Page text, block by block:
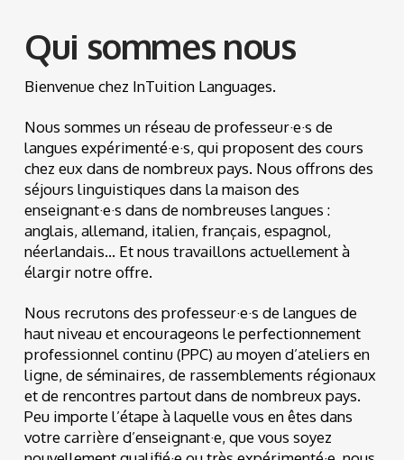
Qui sommes nous
Bienvenue chez InTuition Languages.
Nous sommes un réseau de professeur·e·s de
langues expérimenté·e·s, qui proposent des cours
chez eux dans de nombreux pays. Nous offrons des
séjours linguistiques dans la maison des
enseignant·e·s dans de nombreuses langues :
anglais, allemand, italien, français, espagnol,
néerlandais... Et nous travaillons actuellement à
élargir notre offre.
Nous recrutons des professeur·e·s de langues de
haut niveau et encourageons le perfectionnement
professionnel continu (PPC) au moyen d’ateliers en
ligne, de séminaires, de rassemblements régionaux
et de rencontres partout dans de nombreux pays.
Peu importe l’étape à laquelle vous en êtes dans
votre carrière d’enseignant·e, que vous soyez